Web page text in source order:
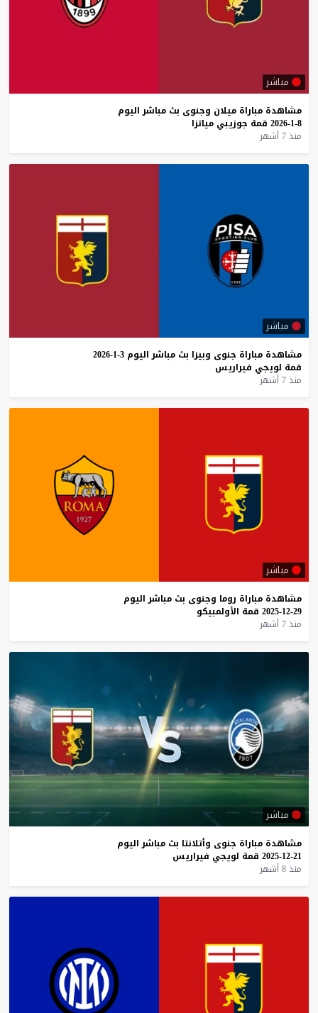
مباشر
مشاهدة مباراة ميلان وجنوى بث مباشر اليوم
8-1-2026
قمة جوزيبي مياتزا
منذ 7 أشهر
مباشر
مشاهدة مباراة جنوى وبيزا بث مباشر اليوم 3-1-2026
قمة لويجي فيراريس
منذ 7 أشهر
مباشر
مشاهدة مباراة روما وجنوى بث مباشر اليوم
29-12-2025
قمة الأولمبيكو
منذ 7 أشهر
مباشر
مشاهدة مباراة جنوى وأتلانتا بث مباشر اليوم
21-12-2025
قمة لويجي فيراريس
منذ 8 أشهر